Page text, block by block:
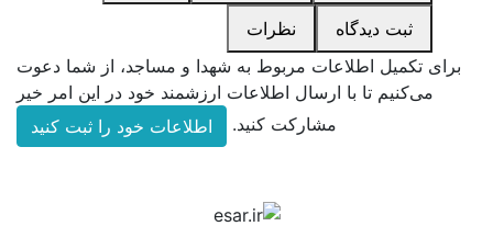
ثبت دیدگاه
نظرات
برای تکمیل اطلاعات مربوط به شهدا و مساجد، از شما دعوت
می‌کنیم تا با ارسال اطلاعات ارزشمند خود در این امر خیر
مشارکت کنید.
اطلاعات خود را ثبت کنید